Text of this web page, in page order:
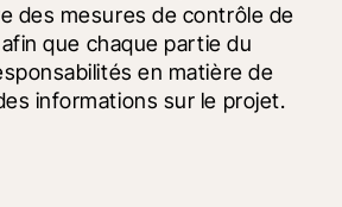
des mesures de contrôle de
que chaque partie du
en matière de
informations sur le projet.